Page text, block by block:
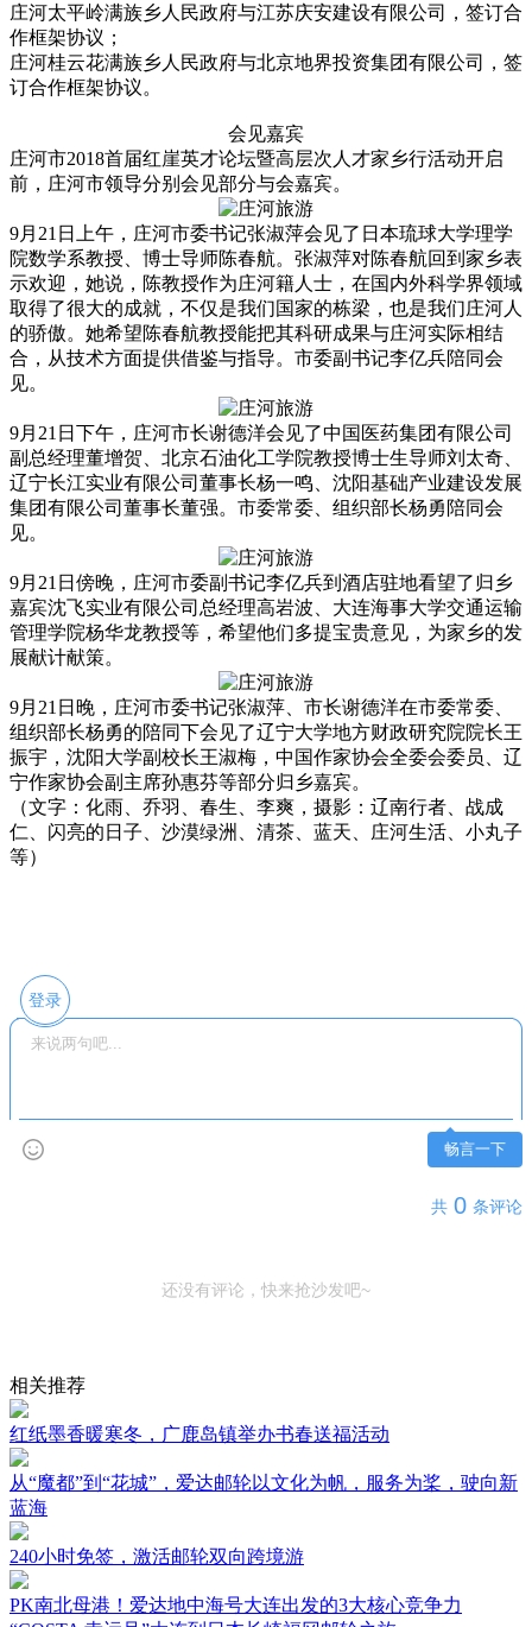
庄河太平岭满族乡人民政府与江苏庆安建设有限公司，签订合
作框架协议；
庄河桂云花满族乡人民政府与北京地界投资集团有限公司，签
订合作框架协议。
会见嘉宾
庄河市2018首届红崖英才论坛暨高层次人才家乡行活动开启
前，庄河市领导分别会见部分与会嘉宾。
9月21日上午，庄河市委书记张淑萍会见了日本琉球大学理学
院数学系教授、博士导师陈春航。张淑萍对陈春航回到家乡表
示欢迎，她说，陈教授作为庄河籍人士，在国内外科学界领域
取得了很大的成就，不仅是我们国家的栋梁，也是我们庄河人
的骄傲。她希望陈春航教授能把其科研成果与庄河实际相结
合，从技术方面提供借鉴与指导。市委副书记李亿兵陪同会
见。
9月21日下午，庄河市长谢德洋会见了中国医药集团有限公司
副总经理董增贺、北京石油化工学院教授博士生导师刘太奇、
辽宁长江实业有限公司董事长杨一鸣、沈阳基础产业建设发展
集团有限公司董事长董强。市委常委、组织部长杨勇陪同会
见。
9月21日傍晚，庄河市委副书记李亿兵到酒店驻地看望了归乡
嘉宾沈飞实业有限公司总经理高岩波、大连海事大学交通运输
管理学院杨华龙教授等，希望他们多提宝贵意见，为家乡的发
展献计献策。
9月21日晚，庄河市委书记张淑萍、市长谢德洋在市委常委、
组织部长杨勇的陪同下会见了辽宁大学地方财政研究院院长王
振宇，沈阳大学副校长王淑梅，中国作家协会全委会委员、辽
宁作家协会副主席孙惠芬等部分归乡嘉宾。
（文字：化雨、乔羽、春生、李爽，摄影：辽南行者、战成
仁、闪亮的日子、沙漠绿洲、清茶、蓝天、庄河生活、小丸子
等）
登录
畅言一下
共 0 条评论
还没有评论，快来抢沙发吧~
相关推荐
红纸墨香暖寒冬，广鹿岛镇举办书春送福活动
从“魔都”到“花城”，爱达邮轮以文化为帆，服务为桨，驶向新
蓝海
240小时免签，激活邮轮双向跨境游
PK南北母港！爱达地中海号大连出发的3大核心竞争力